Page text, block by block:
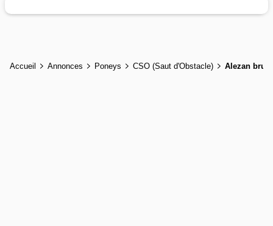
Accueil Annonces Poneys CSO (Saut d'Obstacle) Alezan brulé